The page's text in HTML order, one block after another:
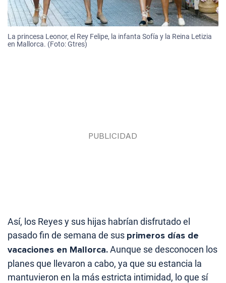
La princesa Leonor, el Rey Felipe, la infanta Sofía y la Reina Letizia
en Mallorca. (Foto: Gtres)
Así, los Reyes y sus hijas habrían disfrutado el
pasado fin de semana de sus primeros días de
vacaciones en Mallorca.Aunque se desconocen los
planes que llevaron a cabo, ya que su estancia la
mantuvieron en la más estricta intimidad, lo que sí